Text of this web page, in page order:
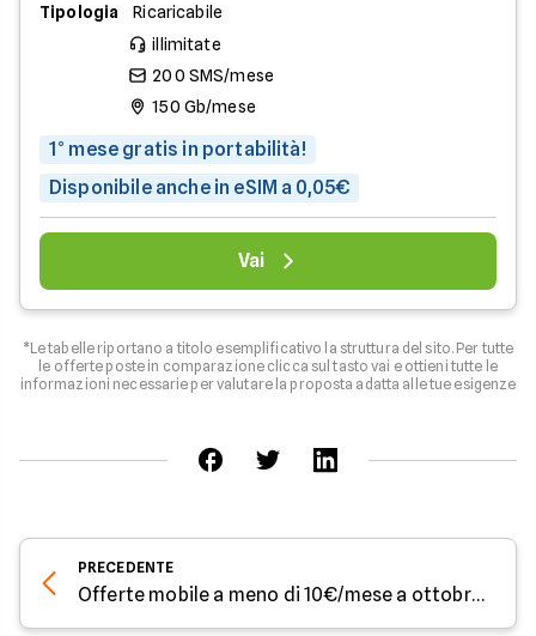
Tipologia
Ricaricabile
illimitate
200 SMS/mese
150 Gb/mese
1° mese gratis in portabilità!
Disponibile anche in eSIM a 0,05€
Vai
*Le tabelle riportano a titolo esemplificativo la struttura del sito. Per tutte
le offerte poste in comparazione clicca sul tasto vai e ottieni tutte le
informazioni necessarie per valutare la proposta adatta alle tue esigenze
PRECEDENTE
Offerte mobile a meno di 10€/mese a ottobre 2025